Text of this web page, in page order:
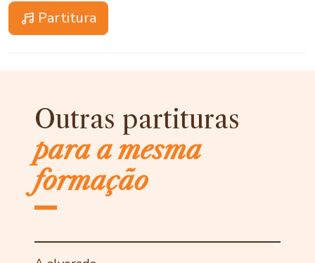
Partitura
Outras partituras
para a mesma
formação